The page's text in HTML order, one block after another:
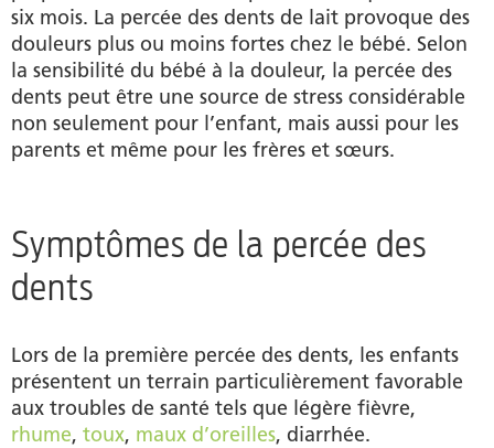
six mois. La percée des dents de lait provoque des
douleurs plus ou moins fortes chez le bébé. Selon
la sensibilité du bébé à la douleur, la percée des
dents peut être une source de stress considérable
non seulement pour l’enfant, mais aussi pour les
parents et même pour les frères et sœurs.
Symptômes de la percée des
dents
Lors de la première percée des dents, les enfants
présentent un terrain particulièrement favorable
aux troubles de santé tels que légère fièvre,
rhume, toux, maux d’oreilles, diarrhée.